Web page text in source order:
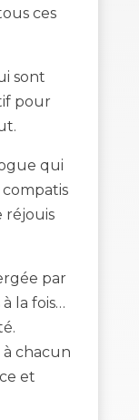
ces
sont
pour
qui
compatis
réjouis
par
la fois…
chacun
et